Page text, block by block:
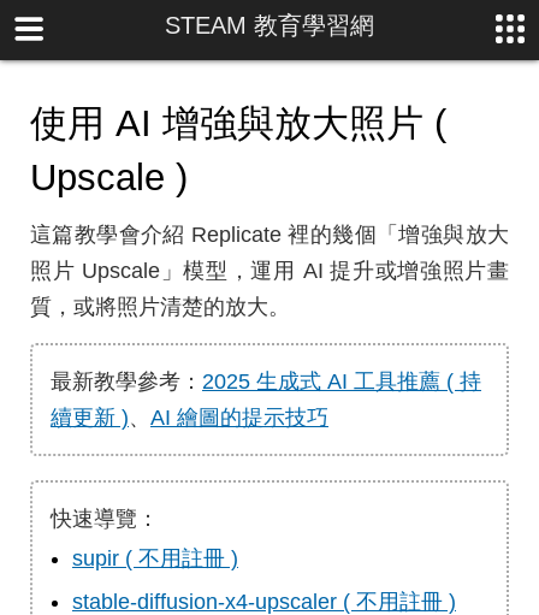
STEAM 教育學習網
使用 AI 增強與放大照片 (
Upscale )
這篇教學會介紹 Replicate 裡的幾個「增強與放大
照片 Upscale」模型，運用 AI 提升或增強照片畫
質，或將照片清楚的放大。
最新教學參考： 2025 生成式 AI 工具推薦 ( 持
續更新 )、 AI 繪圖的提示技巧
快速導覽：
supir ( 不用註冊 )
stable-diffusion-x4-upscaler ( 不用註冊 )